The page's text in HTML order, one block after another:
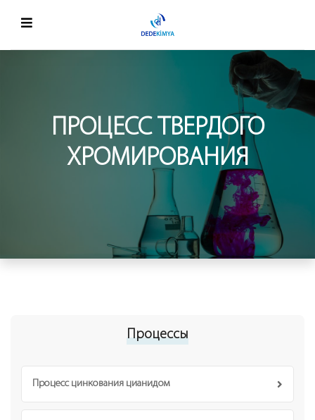
ПРОЦЕСС ТВЕРДОГО
ХРОМИРОВАНИЯ
Процессы
Процесс цинкования цианидом